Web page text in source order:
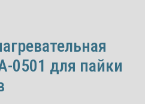
0501 для пайки